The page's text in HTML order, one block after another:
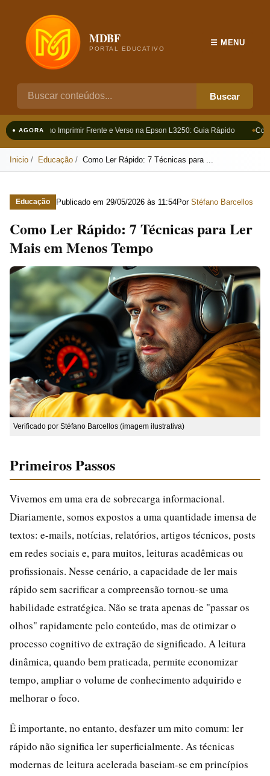
MDBF
PORTAL EDUCATIVO
Buscar
☰ MENU
● AGORAComo Imprimir Frente e Verso na Epson L3250: Guia Rápido
Inicio Educação Como Ler Rápido: 7 Técnicas para ...
Educação Publicado em 29/05/2026 às 11:54Por Stéfano Barcellos
Como Ler Rápido: 7 Técnicas para Ler
Mais em Menos Tempo
Verificado por Stéfano Barcellos (imagem ilustrativa)
Primeiros Passos
Vivemos em uma era de sobrecarga informacional.
Diariamente, somos expostos a uma quantidade imensa de
textos: e-mails, notícias, relatórios, artigos técnicos, posts
em redes sociais e, para muitos, leituras acadêmicas ou
profissionais. Nesse cenário, a capacidade de ler mais
rápido sem sacrificar a compreensão tornou-se uma
habilidade estratégica. Não se trata apenas de "passar os
olhos" rapidamente pelo conteúdo, mas de otimizar o
processo cognitivo de extração de significado. A leitura
dinâmica, quando bem praticada, permite economizar
tempo, ampliar o volume de conhecimento adquirido e
melhorar o foco.
É importante, no entanto, desfazer um mito comum: ler
rápido não significa ler superficialmente. As técnicas
modernas de leitura acelerada baseiam-se em princípios